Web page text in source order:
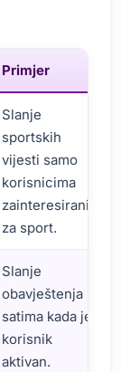
Primjer
Slanje
sportskih
vijesti samo
korisnicima
zainteresiranim
za sport.
Slanje
obavještenja u
satima kada je
korisnik
aktivan.